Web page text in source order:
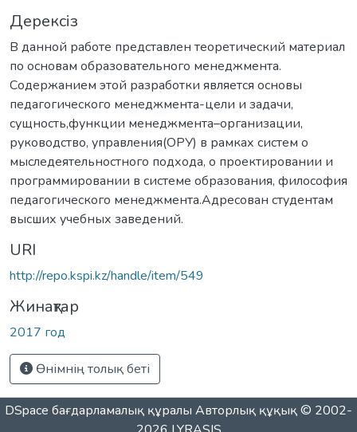
Дерексіз
В данной работе представлен теоретический материал
по основам образовательного менеджмента.
Содержанием этой разработки является основы
педагогического менеджмента-цели и задачи,
сущность,функции менеджмента–организации,
руководство, управления(ОРУ) в рамках систем о
мыследеятельностного подхода, о проектировании и
программировании в системе образования, философия
педагогического менеджмента.Адресован студентам
высших учебных заведений.
URI
http://repo.kspi.kz/handle/item/549
Жинақтар
2017 год
Өнімнің толық беті
DSpace бағдарламалық құралы Авторлық құқық © 2002-